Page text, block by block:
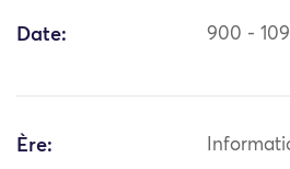
Date: 900 -
Ère: